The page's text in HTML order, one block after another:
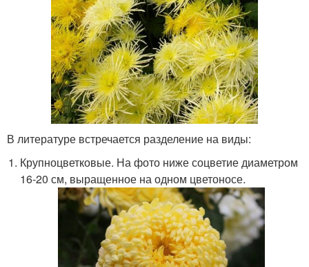
В литературе встречается разделение на виды:
Крупноцветковые. На фото ниже соцветие диаметром
16-20 см, выращенное на одном цветоносе.